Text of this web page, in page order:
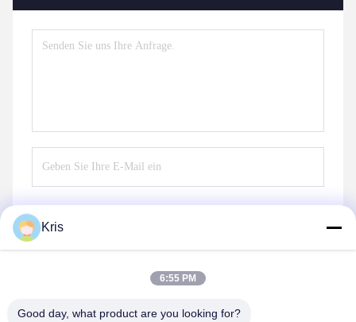
Kris
6:55 PM
Good day, what product are you looking for?